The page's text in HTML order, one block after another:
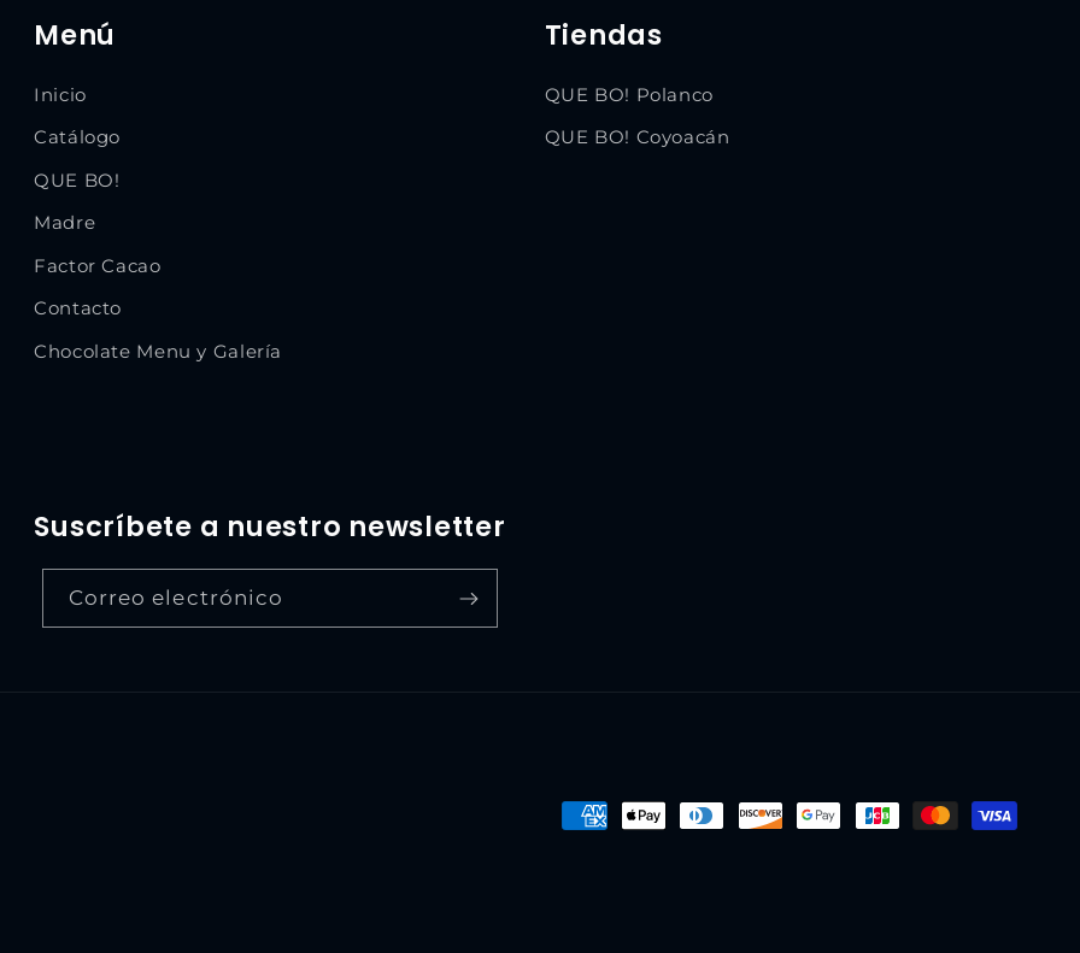
Menú
Inicio
Catálogo
QUE BO!
Madre
Factor Cacao
Contacto
Chocolate Menu y Galería
Tiendas
QUE BO! Polanco
QUE BO! Coyoacán
Suscríbete a nuestro newsletter
Correo electrónico
Formas